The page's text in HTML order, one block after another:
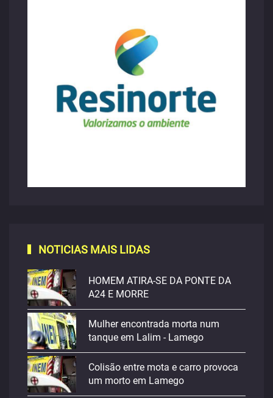
NOTICIAS MAIS LIDAS
HOMEM ATIRA-SE DA PONTE DA
A24 E MORRE
Mulher encontrada morta num
tanque em Lalim - Lamego
Colisão entre mota e carro provoca
um morto em Lamego